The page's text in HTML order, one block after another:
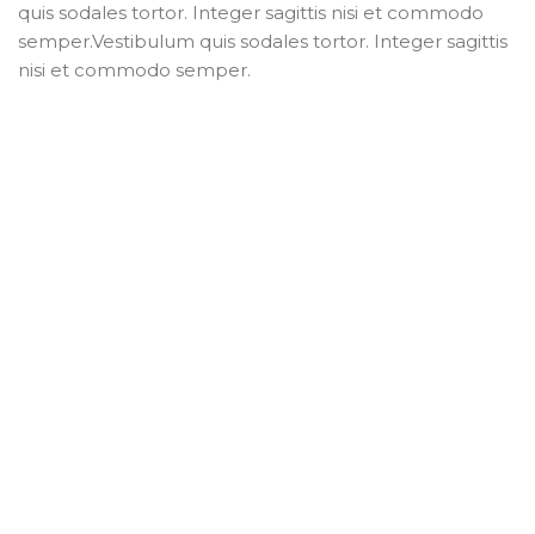
quis sodales tortor. Integer sagittis nisi et commodo
semper.Vestibulum quis sodales tortor. Integer sagittis
nisi et commodo semper.